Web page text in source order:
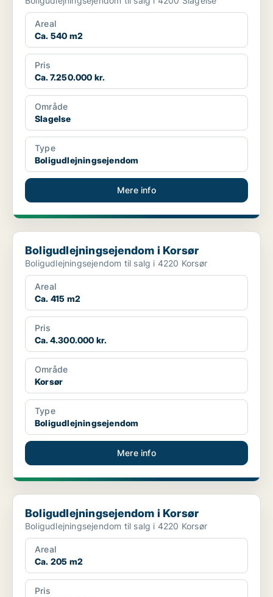
Areal
Ca. 540 m2
Pris
Ca. 7.250.000 kr.
Område
Slagelse
Type
Boligudlejningsejendom
Mere info
Boligudlejningsejendom i Korsør
Boligudlejningsejendom i Korsør
Boligudlejningsejendom til salg i 4220 Korsør
Areal
Ca. 415 m2
Pris
Ca. 4.300.000 kr.
Område
Korsør
Type
Boligudlejningsejendom
Mere info
Boligudlejningsejendom i Korsør
Boligudlejningsejendom i Korsør
Boligudlejningsejendom til salg i 4220 Korsør
Areal
Ca. 205 m2
Pris